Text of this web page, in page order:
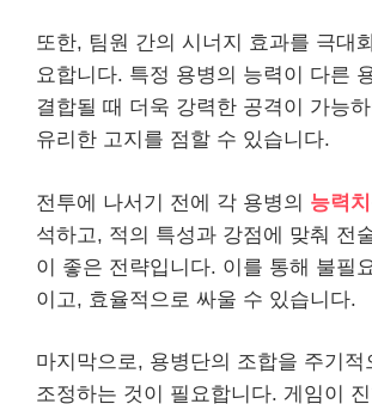
또한, 팀원 간의 시너지 효과를 극대
요합니다. 특정 용병의 능력이 다른
결합될 때 더욱 강력한 공격이 가능
유리한 고지를 점할 수 있습니다.
전투에 나서기 전에 각 용병의 능력치
석하고, 적의 특성과 강점에 맞춰 전
이 좋은 전략입니다. 이를 통해 불필
이고, 효율적으로 싸울 수 있습니다.
마지막으로, 용병단의 조합을 주기적
조정하는 것이 필요합니다. 게임이